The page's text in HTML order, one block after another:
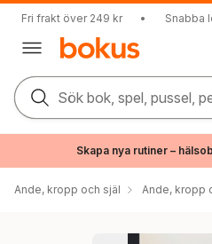
Fri frakt över 249 kr • Snabba
Sök bok, spel, pussel,
Skapa nya rutiner –
Ande, kropp och själ Ande, kropp